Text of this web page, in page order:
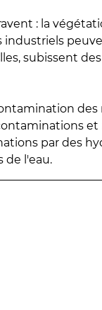
: la
industriels
subissent
des
et
par des
de l'eau.